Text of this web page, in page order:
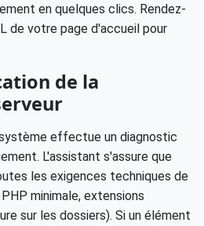
en quelques clics. Rendez-
de votre page d'accueil pour
de la
effectue un diagnostic
L'assistant s'assure que
les exigences techniques de
minimale, extensions
sur les dossiers). Si un élément